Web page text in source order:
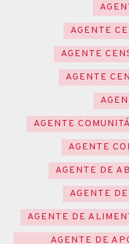
AGENTE
AGENTE
AGENTE
AGENTE
AGENTE
AGENTE DE
AGENTE
AGENTE DE
AGENTE DE